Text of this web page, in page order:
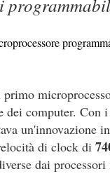
primo
dei computer. Con
un'innovazione
di clock di
dai